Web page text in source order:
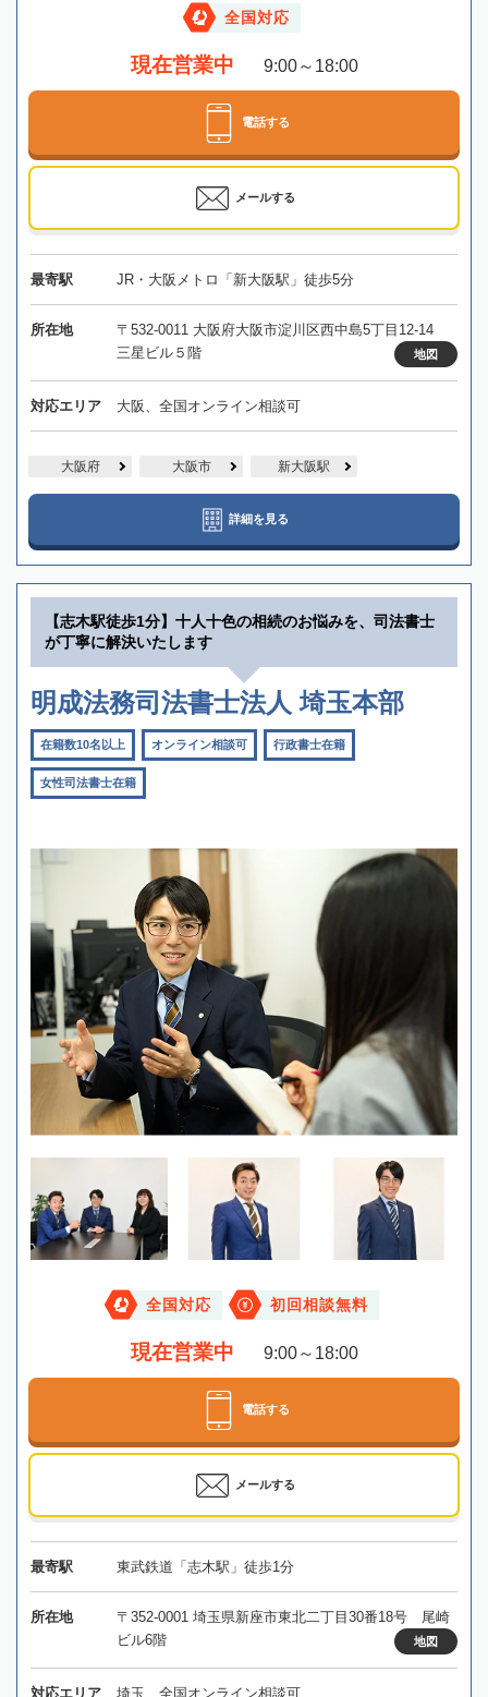
全国対応
現在営業中 9:00～18:00
電話する
メールする
最寄駅 JR・大阪メトロ「新大阪駅」徒歩5分
所在地
〒532-0011 大阪府大阪市淀川区西中島5丁目12-14
三星ビル５階
地図
対応エリア 大阪、全国オンライン相談可
大阪府 大阪市 新大阪駅
詳細を見る
【志木駅徒歩1分】十人十色の相続のお悩みを、司法書士
が丁寧に解決いたします
明成法務司法書士法人 埼玉本部
在籍数10名以上 オンライン相談可 行政書士在籍
女性司法書士在籍
全国対応 初回相談無料
現在営業中 9:00～18:00
電話する
メールする
最寄駅 東武鉄道「志木駅」徒歩1分
所在地
〒352-0001 埼玉県新座市東北二丁目30番18号 尾崎
ビル6階
地図
対応エリア 埼玉、全国オンライン相談可